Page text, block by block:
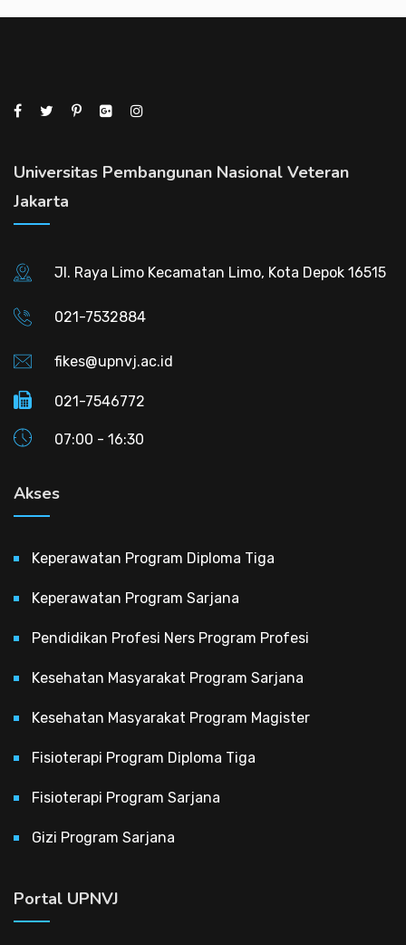
Universitas Pembangunan Nasional Veteran
Jakarta
Jl. Raya Limo Kecamatan Limo, Kota Depok 16515
021-7532884
fikes@upnvj.ac.id
021-7546772
07:00 - 16:30
Akses
Keperawatan Program Diploma Tiga
Keperawatan Program Sarjana
Pendidikan Profesi Ners Program Profesi
Kesehatan Masyarakat Program Sarjana
Kesehatan Masyarakat Program Magister
Fisioterapi Program Diploma Tiga
Fisioterapi Program Sarjana
Gizi Program Sarjana
Portal UPNVJ